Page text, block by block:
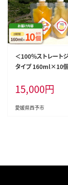
＜100％ストレート
タイプ 160ml×10
類はおまかせ 飲み比
もの フルーツ 柑橘
ミカン みかんジュー
15,000円
愛媛県西予市